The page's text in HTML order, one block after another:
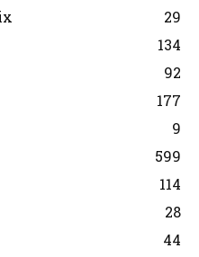
29
134
92
177
9
599
114
28
44